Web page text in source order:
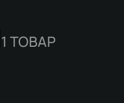
1 ТОВАР